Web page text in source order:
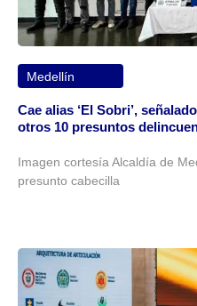
Medellín
Cae alias ‘El Sobri’,
otros 10 presuntos
Imagen cortesía Alcaldía de
presunto cabecilla